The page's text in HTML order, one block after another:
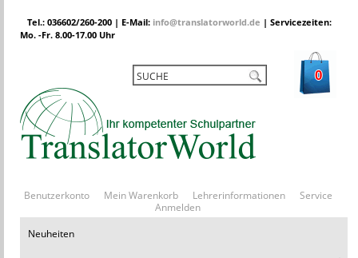
Tel.: 036602/260-200 | E-Mail: info@translatorworld.de | Servicezeiten:
Mo. -Fr. 8.00-17.00 Uhr
0
Benutzerkonto Mein Warenkorb Lehrerinformationen
Service
Anmelden
Neuheiten